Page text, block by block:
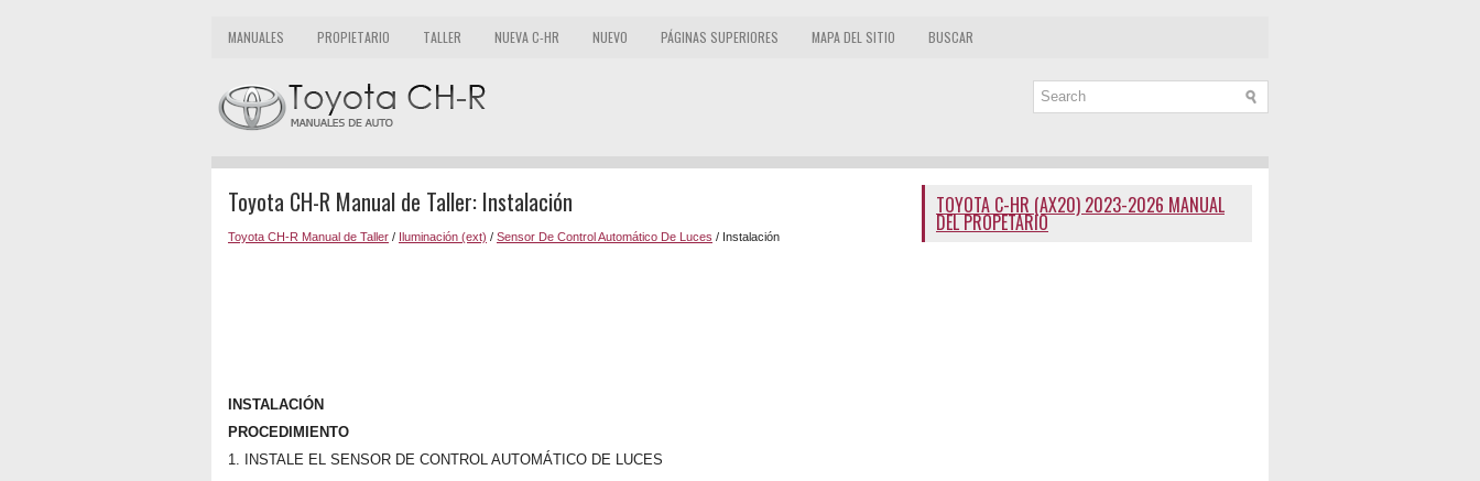
MANUALES PROPIETARIO TALLER NUEVA C-HR NUEVO PÁGINAS SUPERIORES MAPA DEL SITIO BUSCAR
Toyota CH-R Manual de Taller: Instalación
Toyota CH-R Manual de Taller / Iluminación (ext) / Sensor De Control Automático De Luces / Instalación
INSTALACIÓN
PROCEDIMIENTO
1. INSTALE EL SENSOR DE CONTROL AUTOMÁTICO DE LUCES
TOYOTA C-HR (AX20) 2023-2026 MANUAL
DEL PROPETARIO